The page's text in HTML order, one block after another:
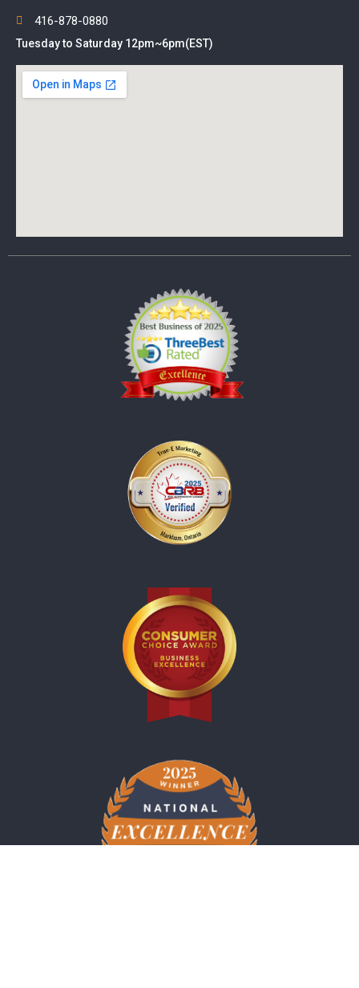
416-878-0880
Tuesday to Saturday 12pm~6pm(EST)